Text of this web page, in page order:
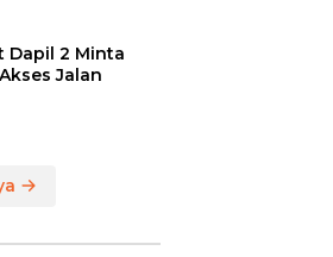
Dapil 2 Minta
Jalan